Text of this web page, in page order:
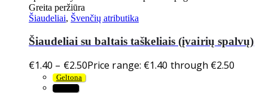
Greita peržiūra
Šiaudeliai, Švenčių atributika
Šiaudeliai su baltais taškeliais (įvairių spalvų)
€1.40 – €2.50Price range: €1.40 through €2.50
Geltona